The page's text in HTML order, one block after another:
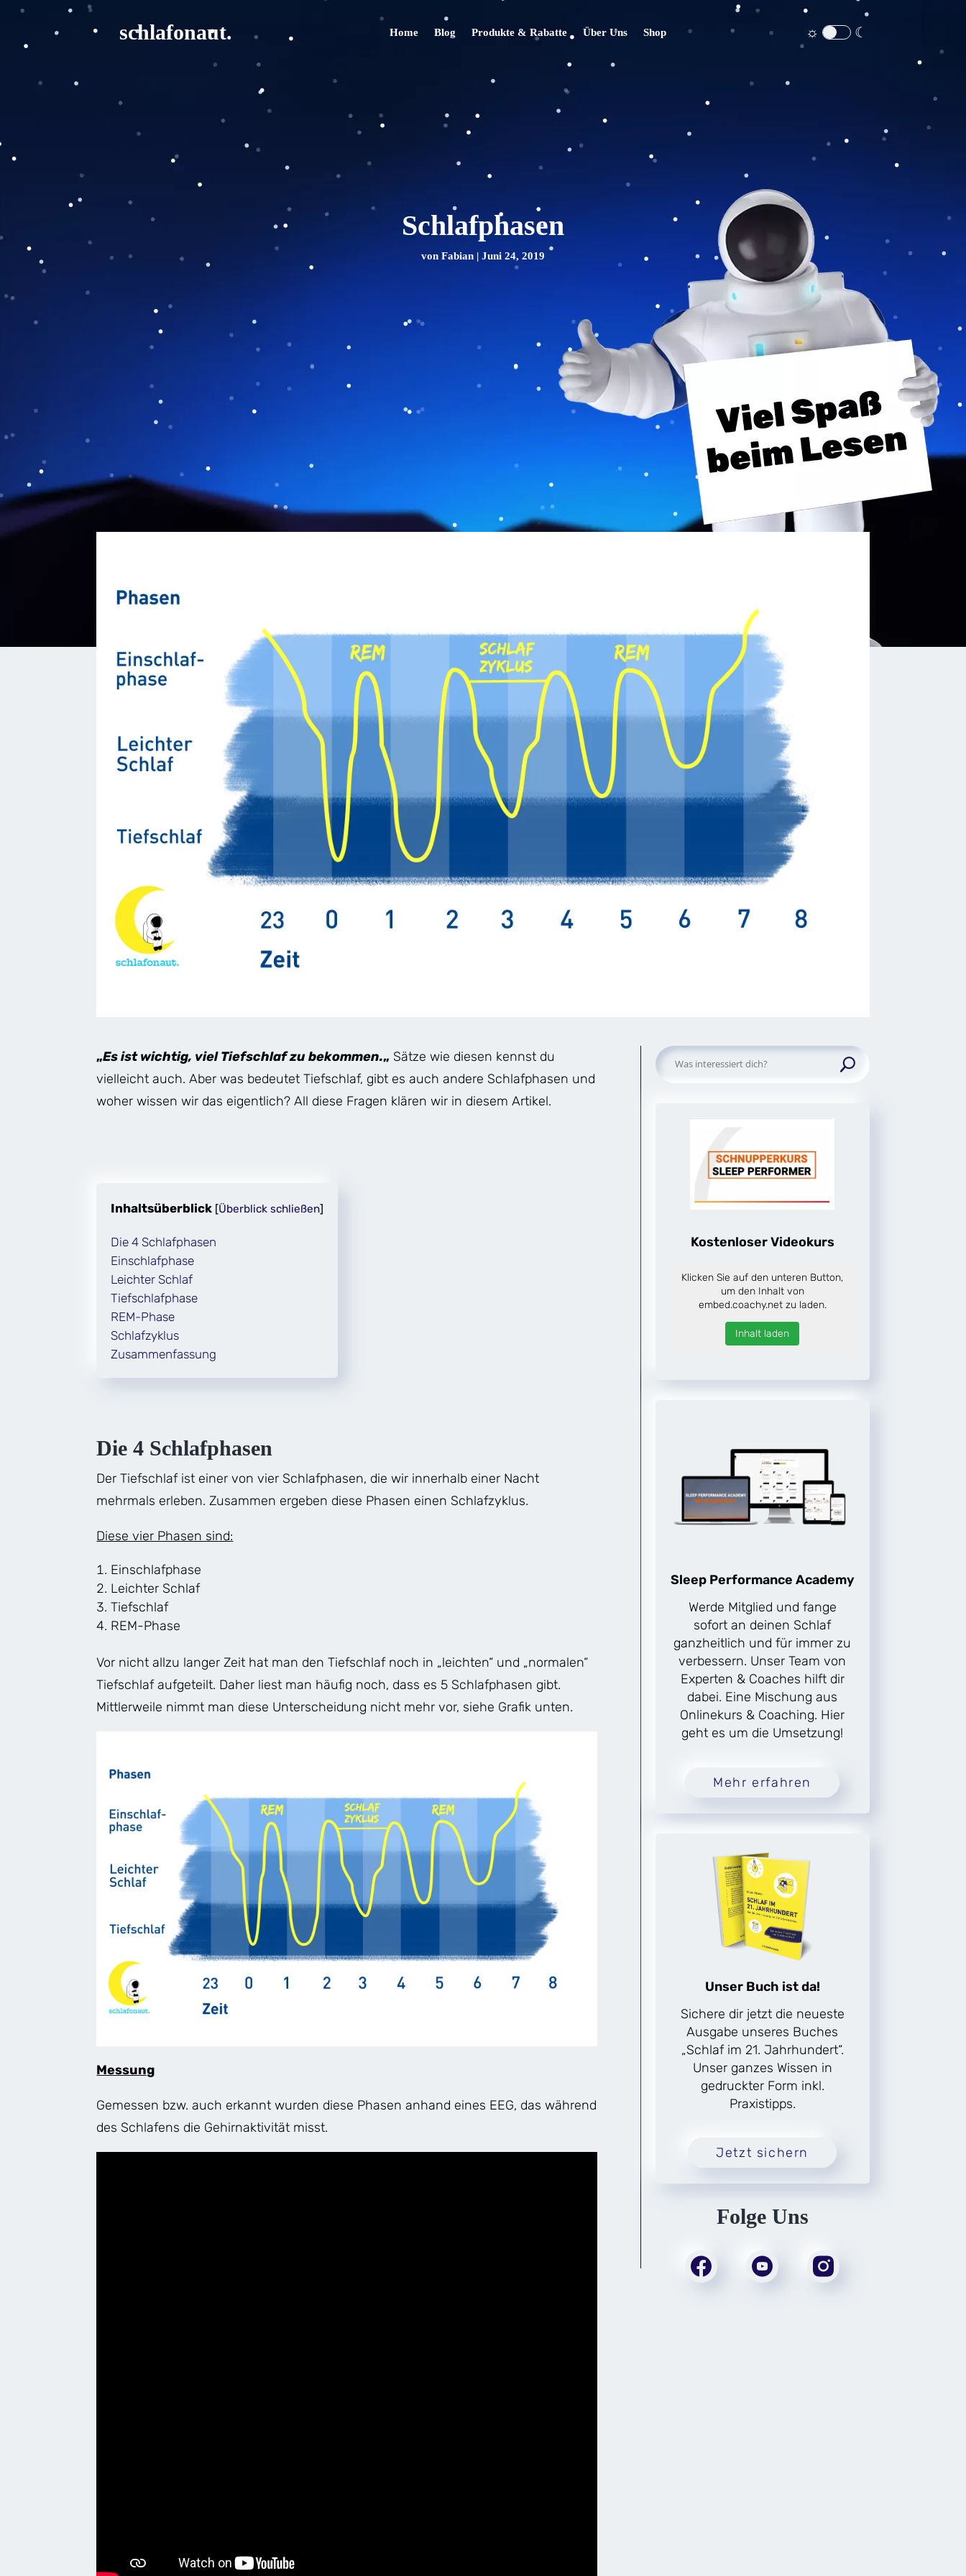
schlafonaut. Home Blog Produkte & Rabatte Über Uns Shop ☼ ☾
Schlafphasen
von Fabian | Juni 24, 2019
„Es ist wichtig, viel Tiefschlaf zu bekommen.„ Sätze wie diesen kennst du
vielleicht auch. Aber was bedeutet Tiefschlaf, gibt es auch andere Schlafphasen und
woher wissen wir das eigentlich? All diese Fragen klären wir in diesem Artikel.
Inhaltsüberblick [Überblick schließen]
Die 4 Schlafphasen
Einschlafphase
Leichter Schlaf
Tiefschlafphase
REM-Phase
Schlafzyklus
Zusammenfassung
Die 4 Schlafphasen
Der Tiefschlaf ist einer von vier Schlafphasen, die wir innerhalb einer Nacht
mehrmals erleben. Zusammen ergeben diese Phasen einen Schlafzyklus.
Diese vier Phasen sind:
Einschlafphase
Leichter Schlaf
Tiefschlaf
REM-Phase
Vor nicht allzu langer Zeit hat man den Tiefschlaf noch in „leichten“ und „normalen“
Tiefschlaf aufgeteilt. Daher liest man häufig noch, dass es 5 Schlafphasen gibt.
Mittlerweile nimmt man diese Unterscheidung nicht mehr vor, siehe Grafik unten.
Messung
Gemessen bzw. auch erkannt wurden diese Phasen anhand eines EEG, das während
des Schlafens die Gehirnaktivität misst.
Suchen
Kostenloser Videokurs
Klicken Sie auf den unteren Button,
um den Inhalt von
embed.coachy.net zu laden.
Inhalt laden
Sleep Performance Academy
Werde Mitglied und fange
sofort an deinen Schlaf
ganzheitlich und für immer zu
verbessern. Unser Team von
Experten & Coaches hilft dir
dabei. Eine Mischung aus
Onlinekurs & Coaching. Hier
geht es um die Umsetzung!
Mehr erfahren
Unser Buch ist da!
Sichere dir jetzt die neueste
Ausgabe unseres Buches
„Schlaf im 21. Jahrhundert“.
Unser ganzes Wissen in
gedruckter Form inkl.
Praxistipps.
Jetzt sichern
Folge Uns